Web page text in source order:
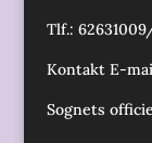
Tlf.:
Kontakt E-
Sognets